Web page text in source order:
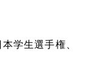
学生選手権、